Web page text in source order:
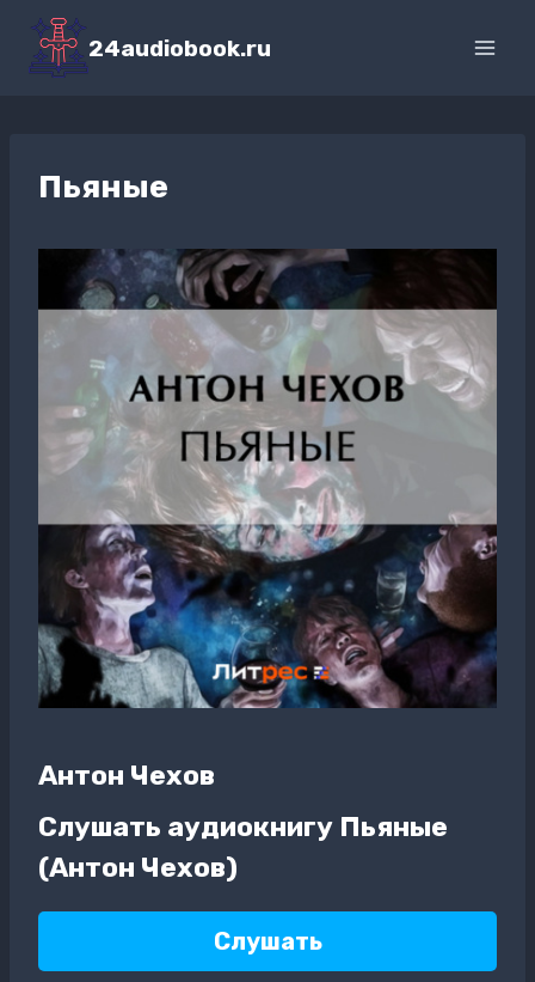
Перейти
содержимому
24audiobook.ru
Пьяные
Антон Чехов
Слушать аудиокнигу Пьяные
(Антон Чехов)
Слушать